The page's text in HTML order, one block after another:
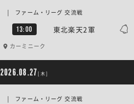
13:00 東北楽天2軍
| ファーム・リーグ 交流戦
カーミニーク
2026.08.27 [木]
| ファーム・リーグ 交流戦